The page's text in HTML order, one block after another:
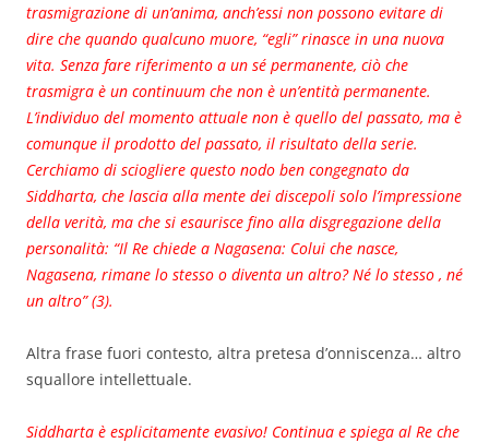
trasmigrazione di un’anima, anch’essi non possono evitare di
dire che quando qualcuno muore, “egli” rinasce in una nuova
vita. Senza fare riferimento a un sé permanente, ciò che
trasmigra è un continuum che non è un’entità permanente.
L’individuo del momento attuale non è quello del passato, ma è
comunque il prodotto del passato, il risultato della serie.
Cerchiamo di sciogliere questo nodo ben congegnato da
Siddharta, che lascia alla mente dei discepoli solo l’impressione
della verità, ma che si esaurisce fino alla disgregazione della
personalità: “Il Re chiede a Nagasena: Colui che nasce,
Nagasena, rimane lo stesso o diventa un altro? Né lo stesso , né
un altro” (3).
Altra frase fuori contesto, altra pretesa d’onniscenza… altro
squallore intellettuale.
Siddharta è esplicitamente evasivo! Continua e spiega al Re che